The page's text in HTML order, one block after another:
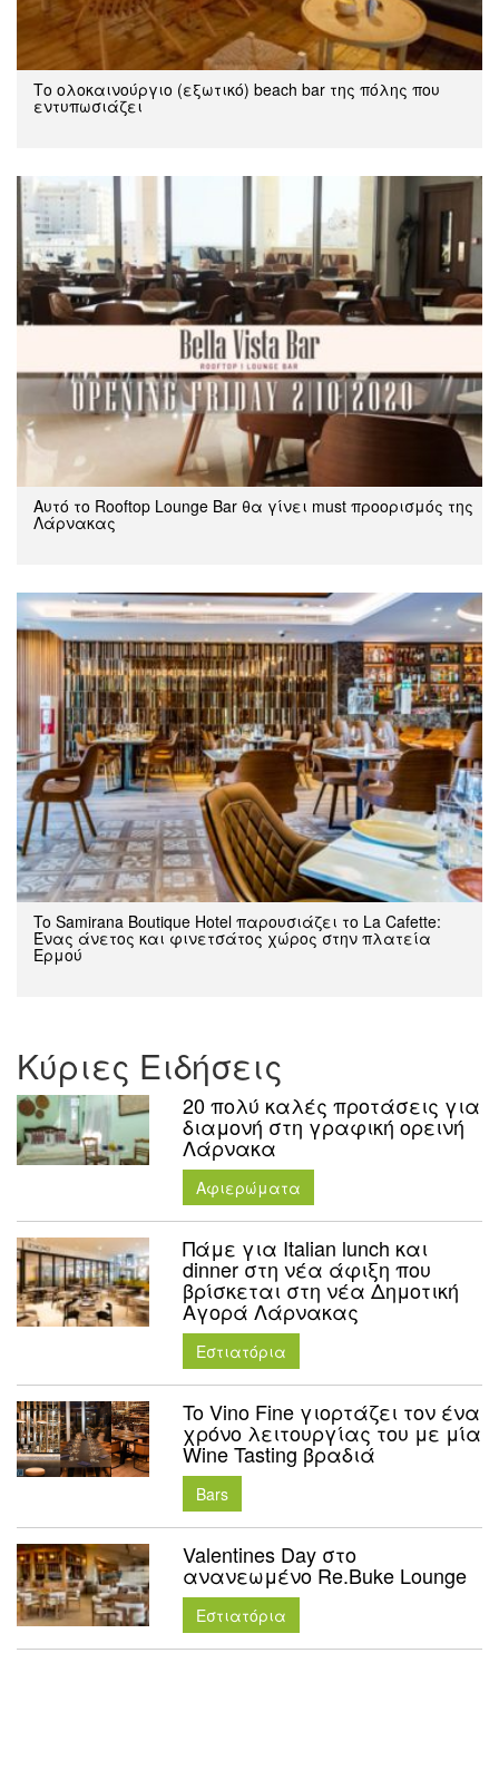
Tο ολοκαινούργιο (εξωτικό) beach bar της πόλης που
εντυπωσιάζει
Αυτό το Rooftop Lounge Bar θα γίνει must προορισμός της
Λάρνακας
To Samirana Boutique Hotel παρουσιάζει το La Cafette:
Ένας άνετος και φινετσάτος χώρος στην πλατεία
Ερμού
Κύριες Ειδήσεις
20 πολύ καλές προτάσεις για
διαμονή στη γραφική ορεινή
Λάρνακα
Aφιερώματα
Πάμε για Italian lunch και
dinner στη νέα άφιξη που
βρίσκεται στη νέα Δημοτική
Αγορά Λάρνακας
Εστιατόρια
To Vino Fine γιορτάζει τον ένα
χρόνο λειτουργίας του με μία
Wine Tasting βραδιά
Bars
Valentines Day στο
ανανεωμένο Re.Buke Lounge
Εστιατόρια